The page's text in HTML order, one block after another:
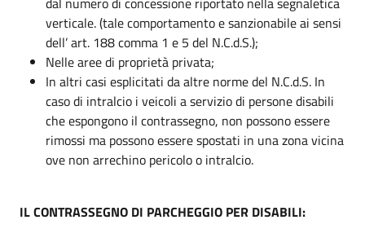
verticale. (tale comportamento e sanzionabile ai sensi
dell’ art. 188 comma 1 e 5 del N.C.d.S.);
Nelle aree di proprietà privata;
In altri casi esplicitati da altre norme del N.C.d.S. In
caso di intralcio i veicoli a servizio di persone disabili
che espongono il contrassegno, non possono essere
rimossi ma possono essere spostati in una zona vicina
ove non arrechino pericolo o intralcio.
IL CONTRASSEGNO DI PARCHEGGIO PER DISABILI: